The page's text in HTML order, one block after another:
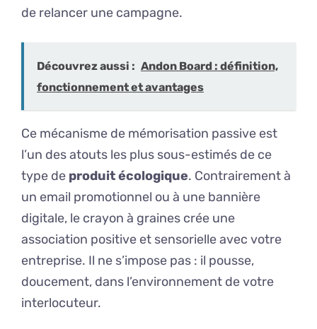
de relancer une campagne.
Découvrez aussi : Andon Board : définition,
fonctionnement et avantages
Ce mécanisme de mémorisation passive est
l’un des atouts les plus sous-estimés de ce
type de produit écologique. Contrairement à
un email promotionnel ou à une bannière
digitale, le crayon à graines crée une
association positive et sensorielle avec votre
entreprise. Il ne s’impose pas : il pousse,
doucement, dans l’environnement de votre
interlocuteur.